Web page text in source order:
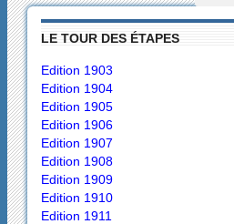
LE TOUR DES ÉTAPES
Edition 1903
Edition 1904
Edition 1905
Edition 1906
Edition 1907
Edition 1908
Edition 1909
Edition 1910
Edition 1911